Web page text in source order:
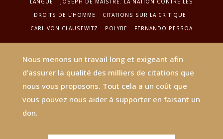
DROITS DE L'HOMME
CITATIONS SUR LA CRITIQUE
CARL VON CLAUSEWITZ
POLYBE FERNANDO PESSOA
Nous menons un travail long et exigeant afin
d'assurer la qualité des milliers de citations que
nous vous proposons. Tout cela a un coût que
vous pouvez nous aider à supporter en faisant un
don.